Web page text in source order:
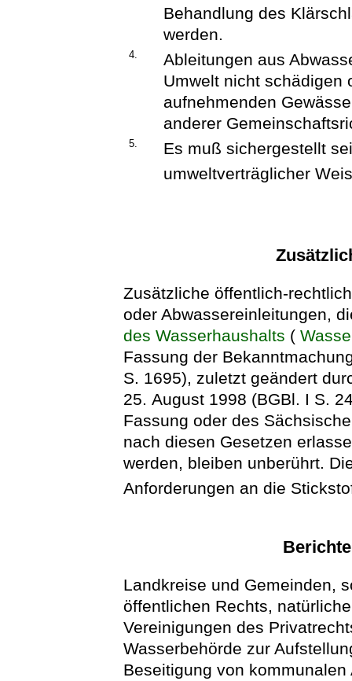
Behandlung des
werden.
4.
Ableitungen aus
Umwelt nicht schädigen
aufnehmenden
anderer
5.
Es muß sichergestellt
umweltverträglicher
Zusätzliche öffentlich-
oder Abwassereinleitungen,
des Wasserhaushalts (
Fassung der
S. 1695), zuletzt geändert
25. August 1998 (BGBl. I S.
Fassung oder des
nach diesen Gesetzen
werden, bleiben unberührt.
Anforderungen an die
Landkreise und Gemeinden,
öffentlichen Rechts,
Vereinigungen des
Wasserbehörde zur
Beseitigung von